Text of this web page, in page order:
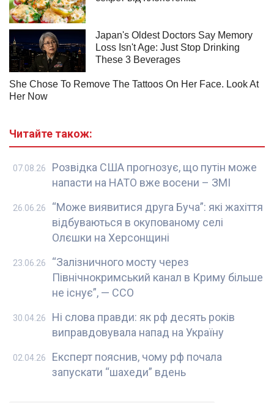
Читайте також:
Розвідка США прогнозує, що путін може
напасти на НАТО вже восени – ЗМІ
07.08.26
“Може виявитися друга Буча”: які жахіття
відбуваються в окупованому селі
Олєшки на Херсонщині
26.06.26
“Залізничного мосту через
Північнокримський канал в Криму більше
не існує”, — ССО
23.06.26
Ні слова правди: як рф десять років
виправдовувала напад на Україну
30.04.26
Експерт пояснив, чому рф почала
запускати “шахеди” вдень
02.04.26